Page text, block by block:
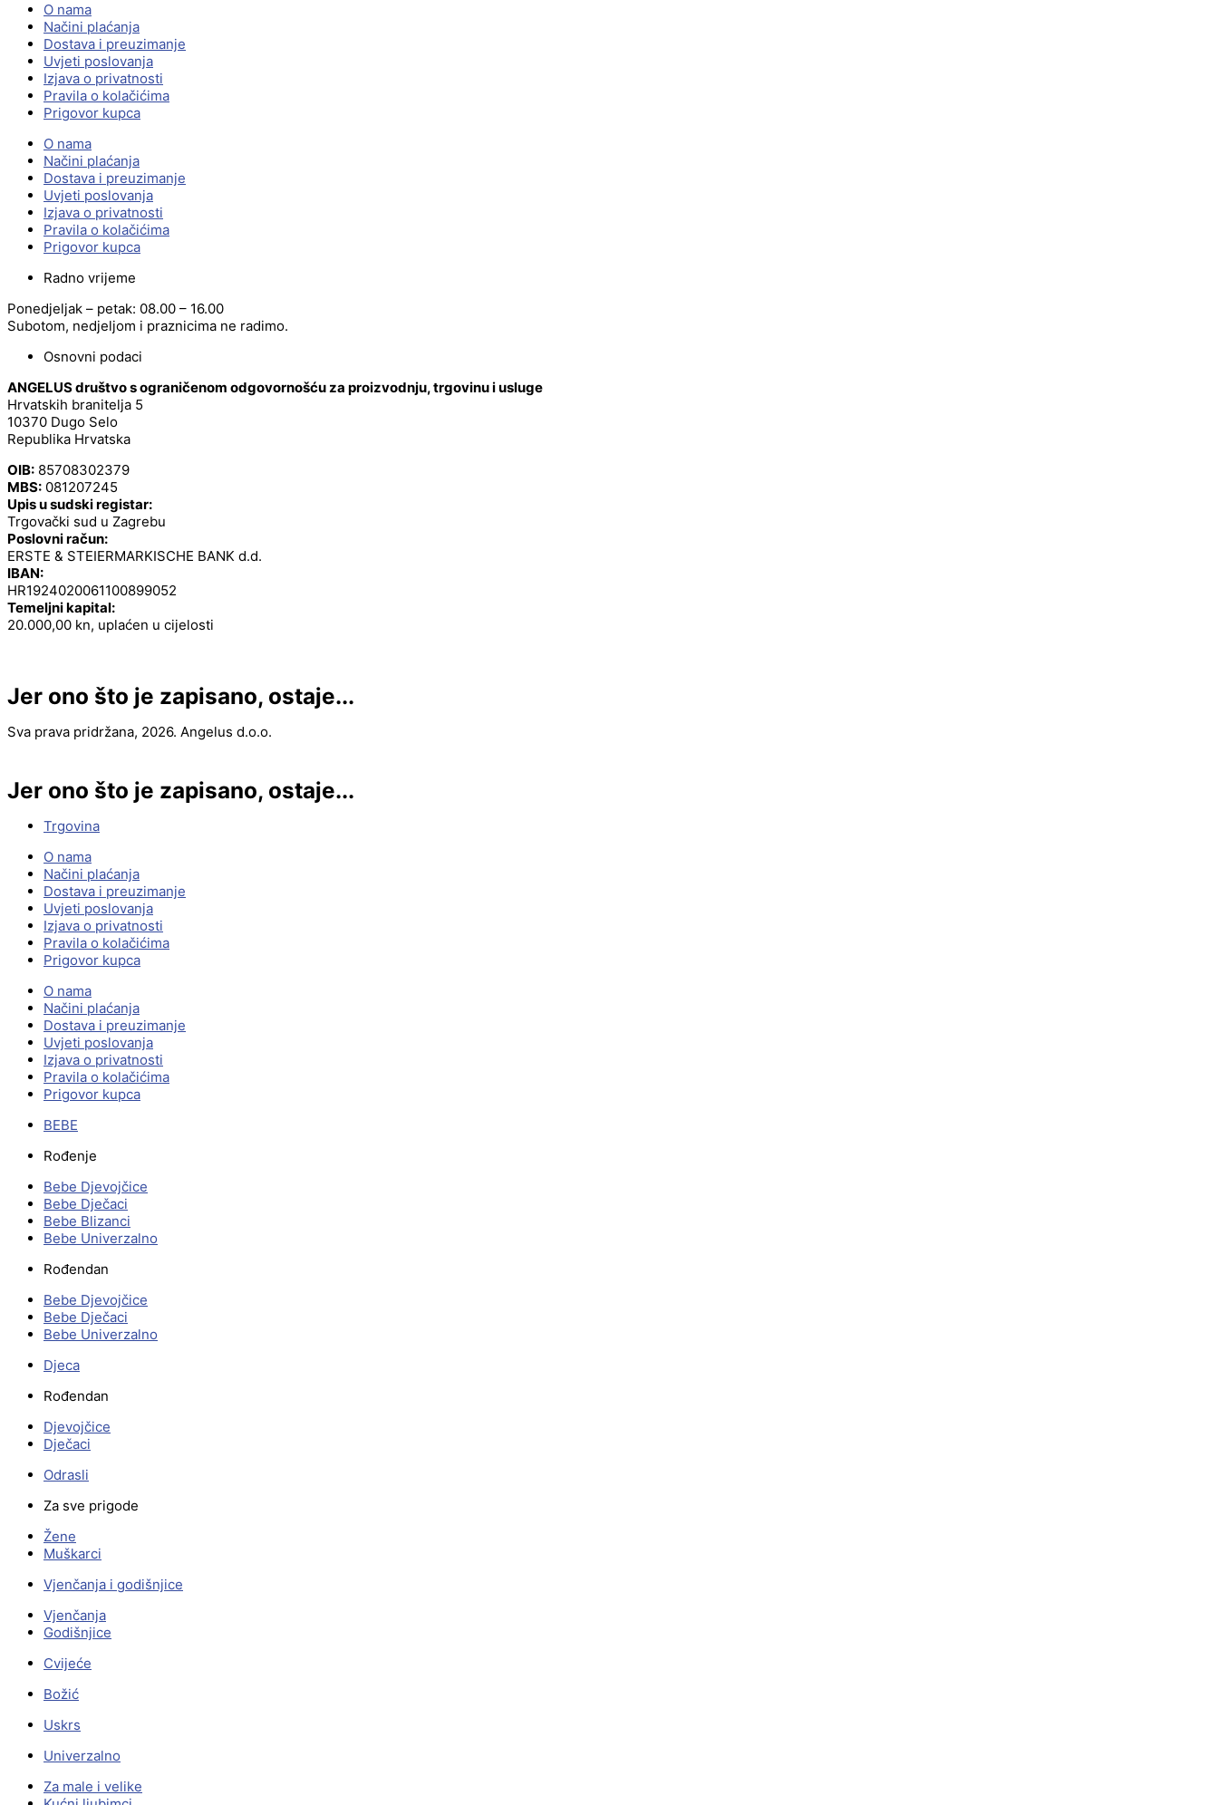
O nama
Načini plaćanja
Dostava i preuzimanje
Uvjeti poslovanja
Izjava o privatnosti
Pravila o kolačićima
Prigovor kupca
O nama
Načini plaćanja
Dostava i preuzimanje
Uvjeti poslovanja
Izjava o privatnosti
Pravila o kolačićima
Prigovor kupca
Radno vrijeme
Ponedjeljak – petak: 08.00 – 16.00
Subotom, nedjeljom i praznicima ne radimo.
Osnovni podaci
ANGELUS društvo s ograničenom odgovornošću za proizvodnju, trgovinu i usluge
Hrvatskih branitelja 5
10370 Dugo Selo
Republika Hrvatska
OIB: 85708302379
MBS: 081207245
Upis u sudski registar:
Trgovački sud u Zagrebu
Poslovni račun:
ERSTE & STEIERMARKISCHE BANK d.d.
IBAN:
HR1924020061100899052
Temeljni kapital:
20.000,00 kn, uplaćen u cijelosti
Jer ono što je zapisano, ostaje...
Sva prava pridržana, 2026. Angelus d.o.o.
Jer ono što je zapisano, ostaje...
Trgovina
O nama
Načini plaćanja
Dostava i preuzimanje
Uvjeti poslovanja
Izjava o privatnosti
Pravila o kolačićima
Prigovor kupca
O nama
Načini plaćanja
Dostava i preuzimanje
Uvjeti poslovanja
Izjava o privatnosti
Pravila o kolačićima
Prigovor kupca
BEBE
Rođenje
Bebe Djevojčice
Bebe Dječaci
Bebe Blizanci
Bebe Univerzalno
Rođendan
Bebe Djevojčice
Bebe Dječaci
Bebe Univerzalno
Djeca
Rođendan
Djevojčice
Dječaci
Odrasli
Za sve prigode
Žene
Muškarci
Vjenčanja i godišnjice
Vjenčanja
Godišnjice
Cvijeće
Božić
Uskrs
Univerzalno
Za male i velike